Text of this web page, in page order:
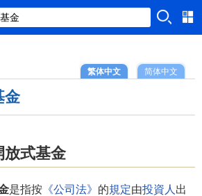
简体中文
繁体中文
金
放式基金
是指按 《公司法》 的規定由投資人 出